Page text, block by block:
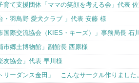
育て支援団体「ママの笑顔を考える会」代表
・羽鳥野 愛犬クラブ 」代表 安藤 様
国際交流協会（KIES・キーズ）」事務局長 石
市郷土博物館」副館長 西原様
友協会」代表 早川様
リーダンス金田」 こんなサークル作りました。